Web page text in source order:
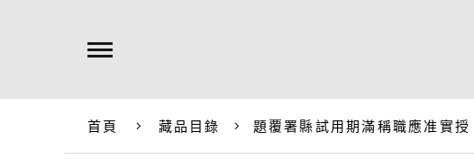
首頁 藏品目錄 題覆署縣試用期滿稱職應准實授